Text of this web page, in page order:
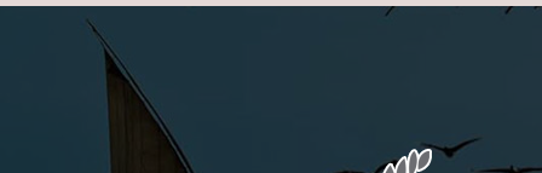
Skip to main content